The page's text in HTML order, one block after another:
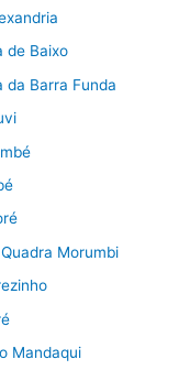
de Baixo
da Barra Funda
Morumbi
Mandaqui